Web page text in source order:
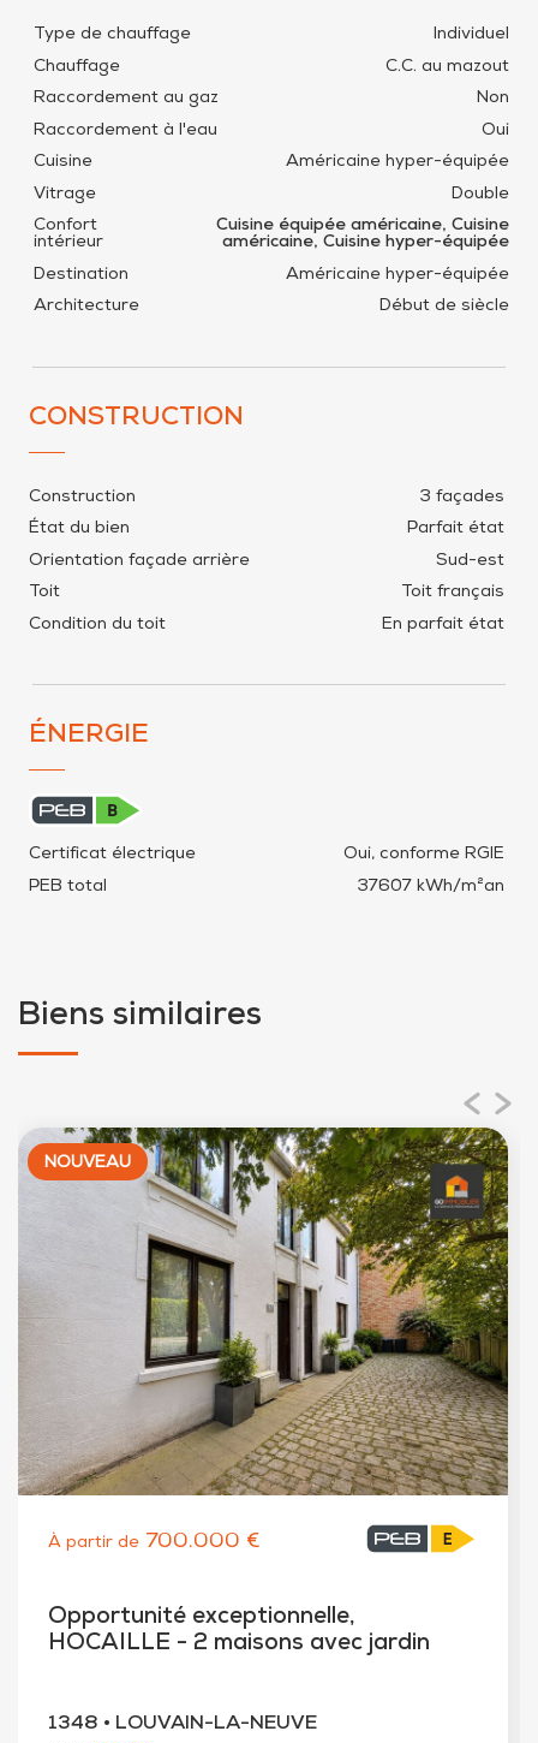
Type de chauffage
Individuel
Chauffage
C.C. au mazout
Raccordement au gaz
Non
Raccordement à l'eau
Oui
Cuisine
Américaine hyper-équipée
Vitrage
Double
Confort
intérieur
Cuisine équipée américaine, Cuisine
américaine, Cuisine hyper-équipée
Destination
Américaine hyper-équipée
Architecture
Début de siècle
CONSTRUCTION
Construction
3 façades
État du bien
Parfait état
Orientation façade arrière
Sud-est
Toit
Toit français
Condition du toit
En parfait état
ÉNERGIE
Certificat électrique
Oui, conforme RGIE
PEB total
37607 kWh/m²an
Biens similaires
NOUVEAU
À partir de 700.000 €
Opportunité exceptionnelle,
HOCAILLE - 2 maisons avec jardin
1348 • LOUVAIN-LA-NEUVE